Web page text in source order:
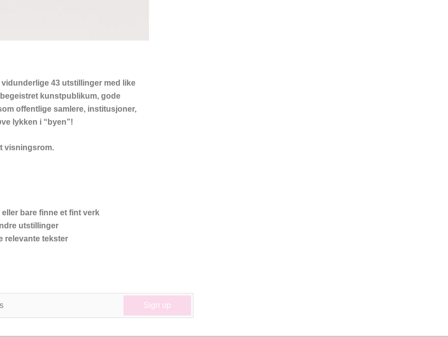
43 utstillinger med like
kunstpublikum, gode
offentlige samlere, institusjoner,
lykken i “byen”!
visningsrom.
bare finne et fint verk
utstillinger
relevante tekster